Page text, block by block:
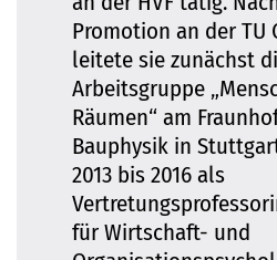
Promotion an der TU
leitete sie zunächst
Arbeitsgruppe
Räumen“ am
Bauphysik in
2013 bis 2016 als
für Wirtschaft- und